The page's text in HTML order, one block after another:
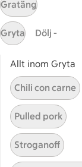
ICA
ICAs egna varor
ICA Gruppen
ICA Nära
ICA Supermarket
ICA Kvantum
ICA Maxi
Utvalda leverantörer
Annonsera
Jobba på ICA
Gratäng
Gryta Dölj -
Allt inom Gryta
Chili con carne
Pulled pork
Stroganoff